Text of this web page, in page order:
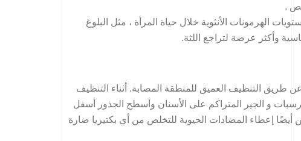
.
الهرمونات الأنثوية خلال حياة المرأة ، مثل البلوغ
وأكثر عرضة لتراجع اللثة.
طريق التنظيف العميق للمنطقة المصابة. أثناء التنظيف
و الجير المتراكم على الأسنان وأسطح الجذور أسفل
أيضًا إعطاء المضادات الحيوية للتخلص من أي بكتيريا ضارة